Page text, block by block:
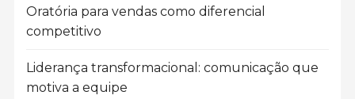
Oratória para vendas como diferencial
competitivo
Liderança transformacional: comunicação que
motiva a equipe